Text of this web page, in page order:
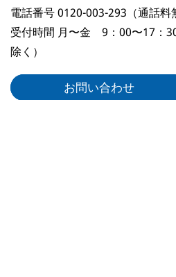
電話番号 0120-003-293（通話料
受付時間 月〜金 9：00〜17：
除く）
お問い合わせ